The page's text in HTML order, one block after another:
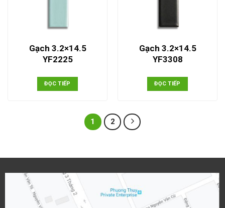
Gạch 3.2×14.5
YF2225
ĐỌC TIẾP
Gạch 3.2×14.5
YF3308
ĐỌC TIẾP
1 2